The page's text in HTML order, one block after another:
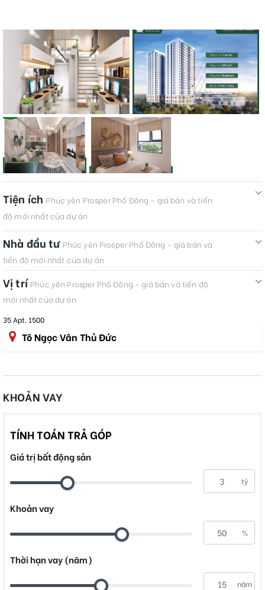
Tiện ích Phúc yên Prosper Phố Đông - giá bán và tiến
độ mới nhất của dự án
Nhà đầu tư Phúc yên Prosper Phố Đông - giá bán và
tiến độ mới nhất của dự án
Vị trí Phúc yên Prosper Phố Đông - giá bán và tiến độ
mới nhất của dự án
35 Apt. 1500
Tô Ngọc Vân Thủ Đức
KHOẢN VAY
TÍNH TOÁN TRẢ GÓP
Giá trị bất động sản
tỷ
Khoản vay
%
Thời hạn vay (năm)
năm